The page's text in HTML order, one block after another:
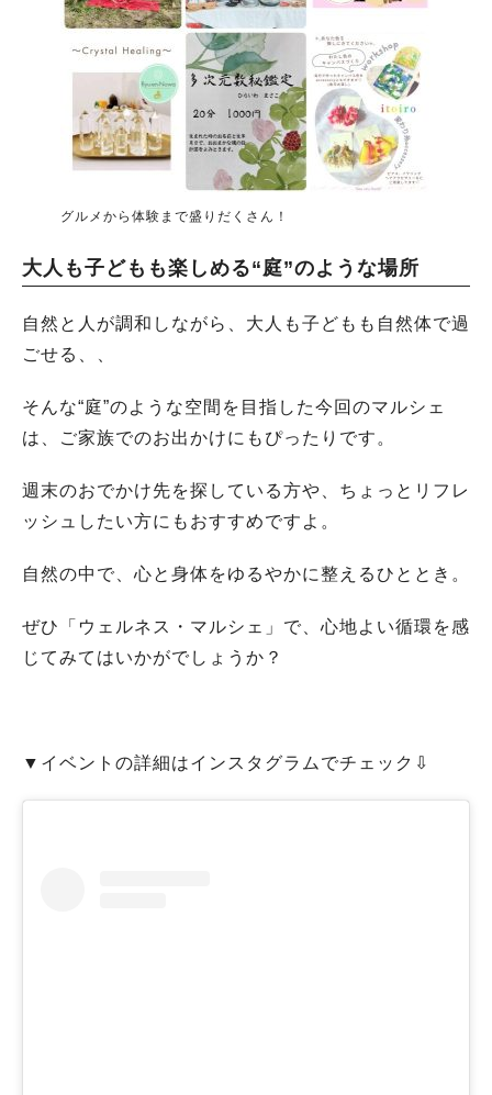
グルメから体験まで盛りだくさん！
大人も子どもも楽しめる“庭”のような場所
自然と人が調和しながら、大人も子どもも自然体で過
ごせる、、
そんな“庭”のような空間を目指した今回のマルシェ
は、ご家族でのお出かけにもぴったりです。
週末のおでかけ先を探している方や、ちょっとリフレ
ッシュしたい方にもおすすめですよ。
自然の中で、心と身体をゆるやかに整えるひととき。
ぜひ「ウェルネス・マルシェ」で、心地よい循環を感
じてみてはいかがでしょうか？
▼イベントの詳細はインスタグラムでチェック⇩